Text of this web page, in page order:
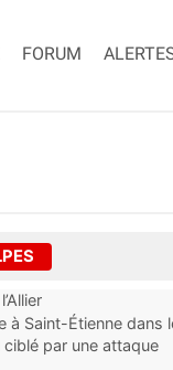
FORUM
Saint-Étienne dans
ciblé par une attaque